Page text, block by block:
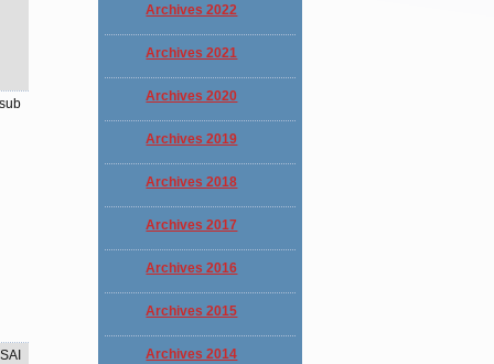
Archives 2022
Archives 2021
Archives 2020
Archives 2019
Archives 2018
Archives 2017
Archives 2016
Archives 2015
Archives 2014